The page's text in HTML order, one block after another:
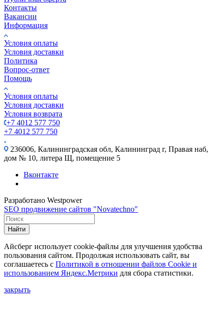
Контакты
Вакансии
Информация
Условия оплаты
Условия доставки
Политика
Вопрос-ответ
Помощь
Условия оплаты
Условия доставки
Условия возврата
+7 4012 577 750
+7 4012 577 750
236006, Калининградская обл, Калининград г, Правая наб,
дом № 10, литера Щ, помещение 5
Вконтакте
Разработано Westpower
SEO продвижение сайтов "Novatechno"
Найти
Айсберг использует cookie-файлы для улучшения удобства
пользования сайтом. Продолжая использовать сайт, вы
соглашаетесь с Политикой в отношении файлов Сookie и
использованием Яндекс.Метрики для сбора статистики.
закрыть